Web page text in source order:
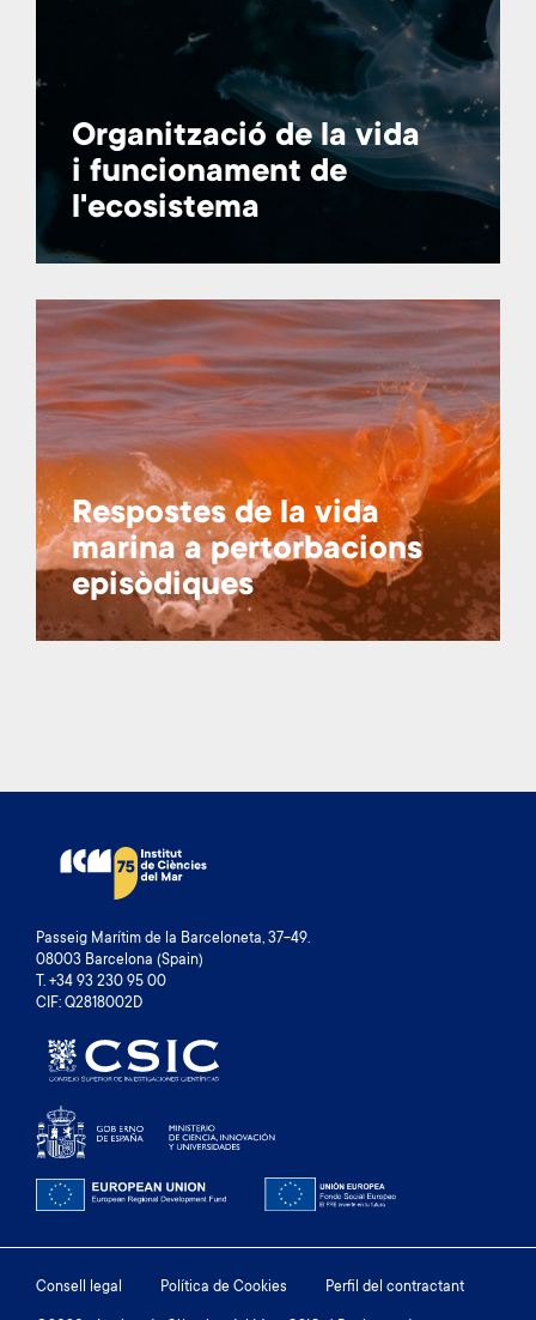
Organització de la vida
i funcionament de
l'ecosistema
Respostes de la vida
marina a pertorbacions
episòdiques
Passeig Marítim de la Barceloneta, 37-49.
08003 Barcelona (Spain)
T. +34 93 230 95 00
CIF: Q2818002D
Footer
Consell legal Política de Cookies Perfil del contractant